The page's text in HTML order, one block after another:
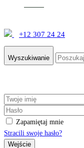
+12 307 24 24
Wyszukiwanie
Zapamiętaj mnie
Stracili swoje hasło?